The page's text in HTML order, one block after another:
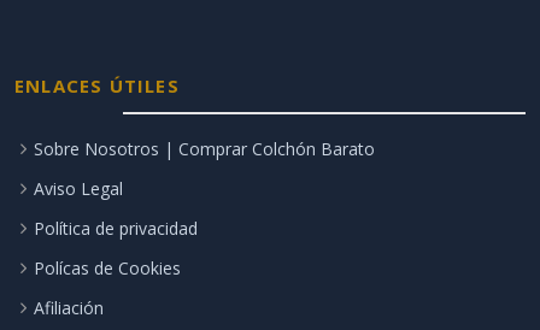
ENLACES ÚTILES
Sobre Nosotros | Comprar Colchón Barato
Aviso Legal
Política de privacidad
Polícas de Cookies
Afiliación